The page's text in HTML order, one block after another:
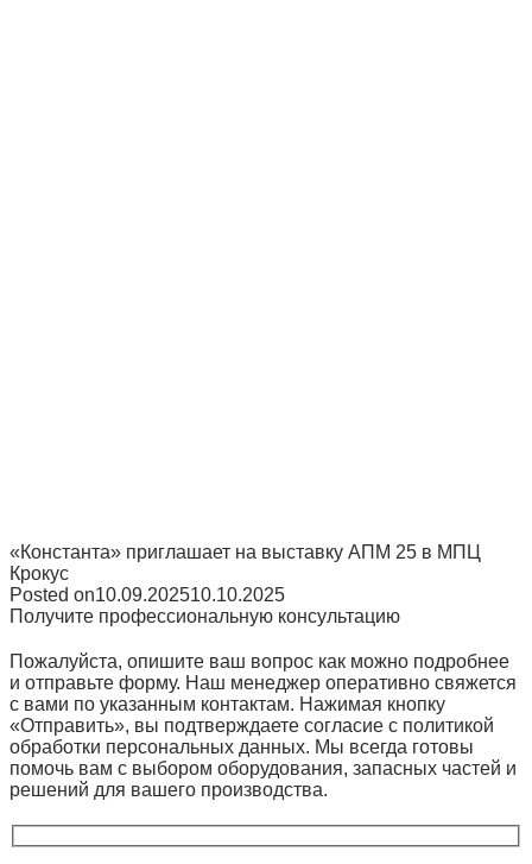
«Константа» приглашает на выставку АПМ 25 в МПЦ
Крокус
Posted on10.09.202510.10.2025
Получите профессиональную консультацию
Пожалуйста, опишите ваш вопрос как можно подробнее
и отправьте форму. Наш менеджер оперативно свяжется
с вами по указанным контактам. Нажимая кнопку
«Отправить», вы подтверждаете согласие с политикой
обработки персональных данных. Мы всегда готовы
помочь вам с выбором оборудования, запасных частей и
решений для вашего производства.